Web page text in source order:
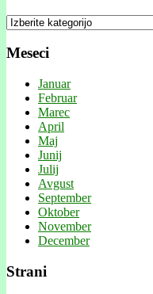
Kategorije
Meseci
Januar
Februar
Marec
April
Maj
Junij
Julij
Avgust
September
Oktober
November
December
Strani